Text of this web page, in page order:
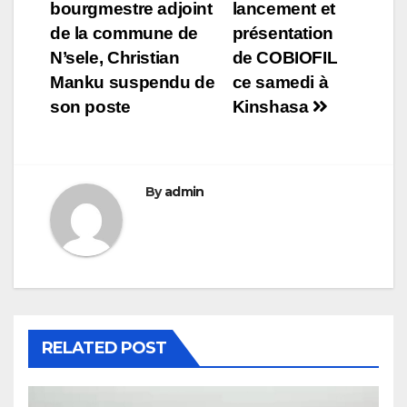
de
l’article
lancement et
présentation
de COBIOFIL
ce samedi à
Kinshasa
bourgmestre adjoint
de la commune de
N’sele, Christian
Manku suspendu de
son poste
Byadmin
RELATED POST